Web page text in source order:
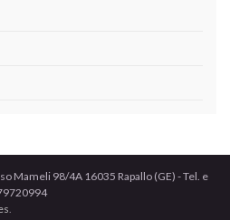
Mameli 98/4A 16035 Rapallo (GE) - Tel. e
.